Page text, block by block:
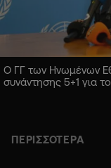
Ο ΓΓ των Ηνωμένων
συνάντησης 5+1 για
ΠΕΡΙΣΣΟΤΕΡΑ